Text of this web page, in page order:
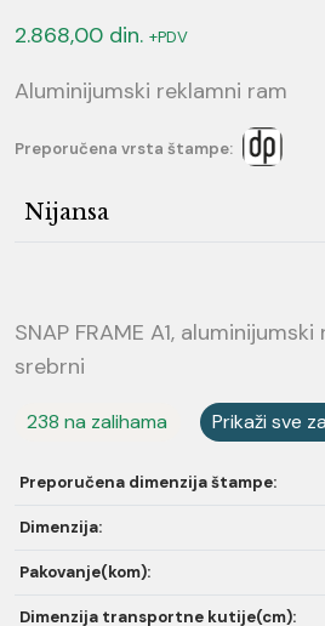
2.868,00 din. +PDV
Aluminijumski reklamni ram
Preporučena vrsta štampe:
Nijansa
SNAP FRAME A1,
srebrni
238 na zalihama Prikaži sve
Preporučena dimenzija štampe:
Dimenzija:
Pakovanje(kom):
Dimenzija transportne kutije(cm):